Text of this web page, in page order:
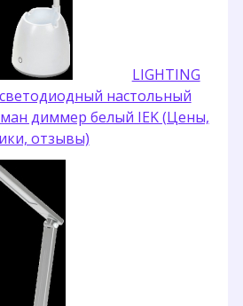
LIGHTING
настольный
диммер белый IEK (Цены,
отзывы)